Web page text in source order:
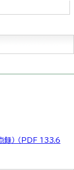
録） （PDF 133.6